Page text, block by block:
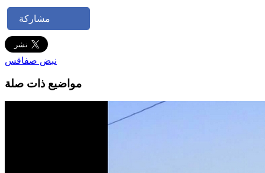
مشاركة
نبض صفاقس
مواضيع ذات صلة